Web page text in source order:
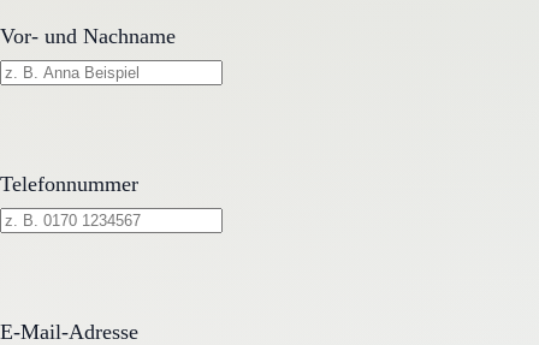
Vor- und Nachname
Telefonnummer
E-Mail-Adresse